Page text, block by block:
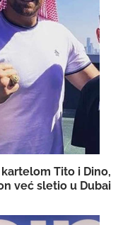
Tito i Dino,
već sletio u Dubai